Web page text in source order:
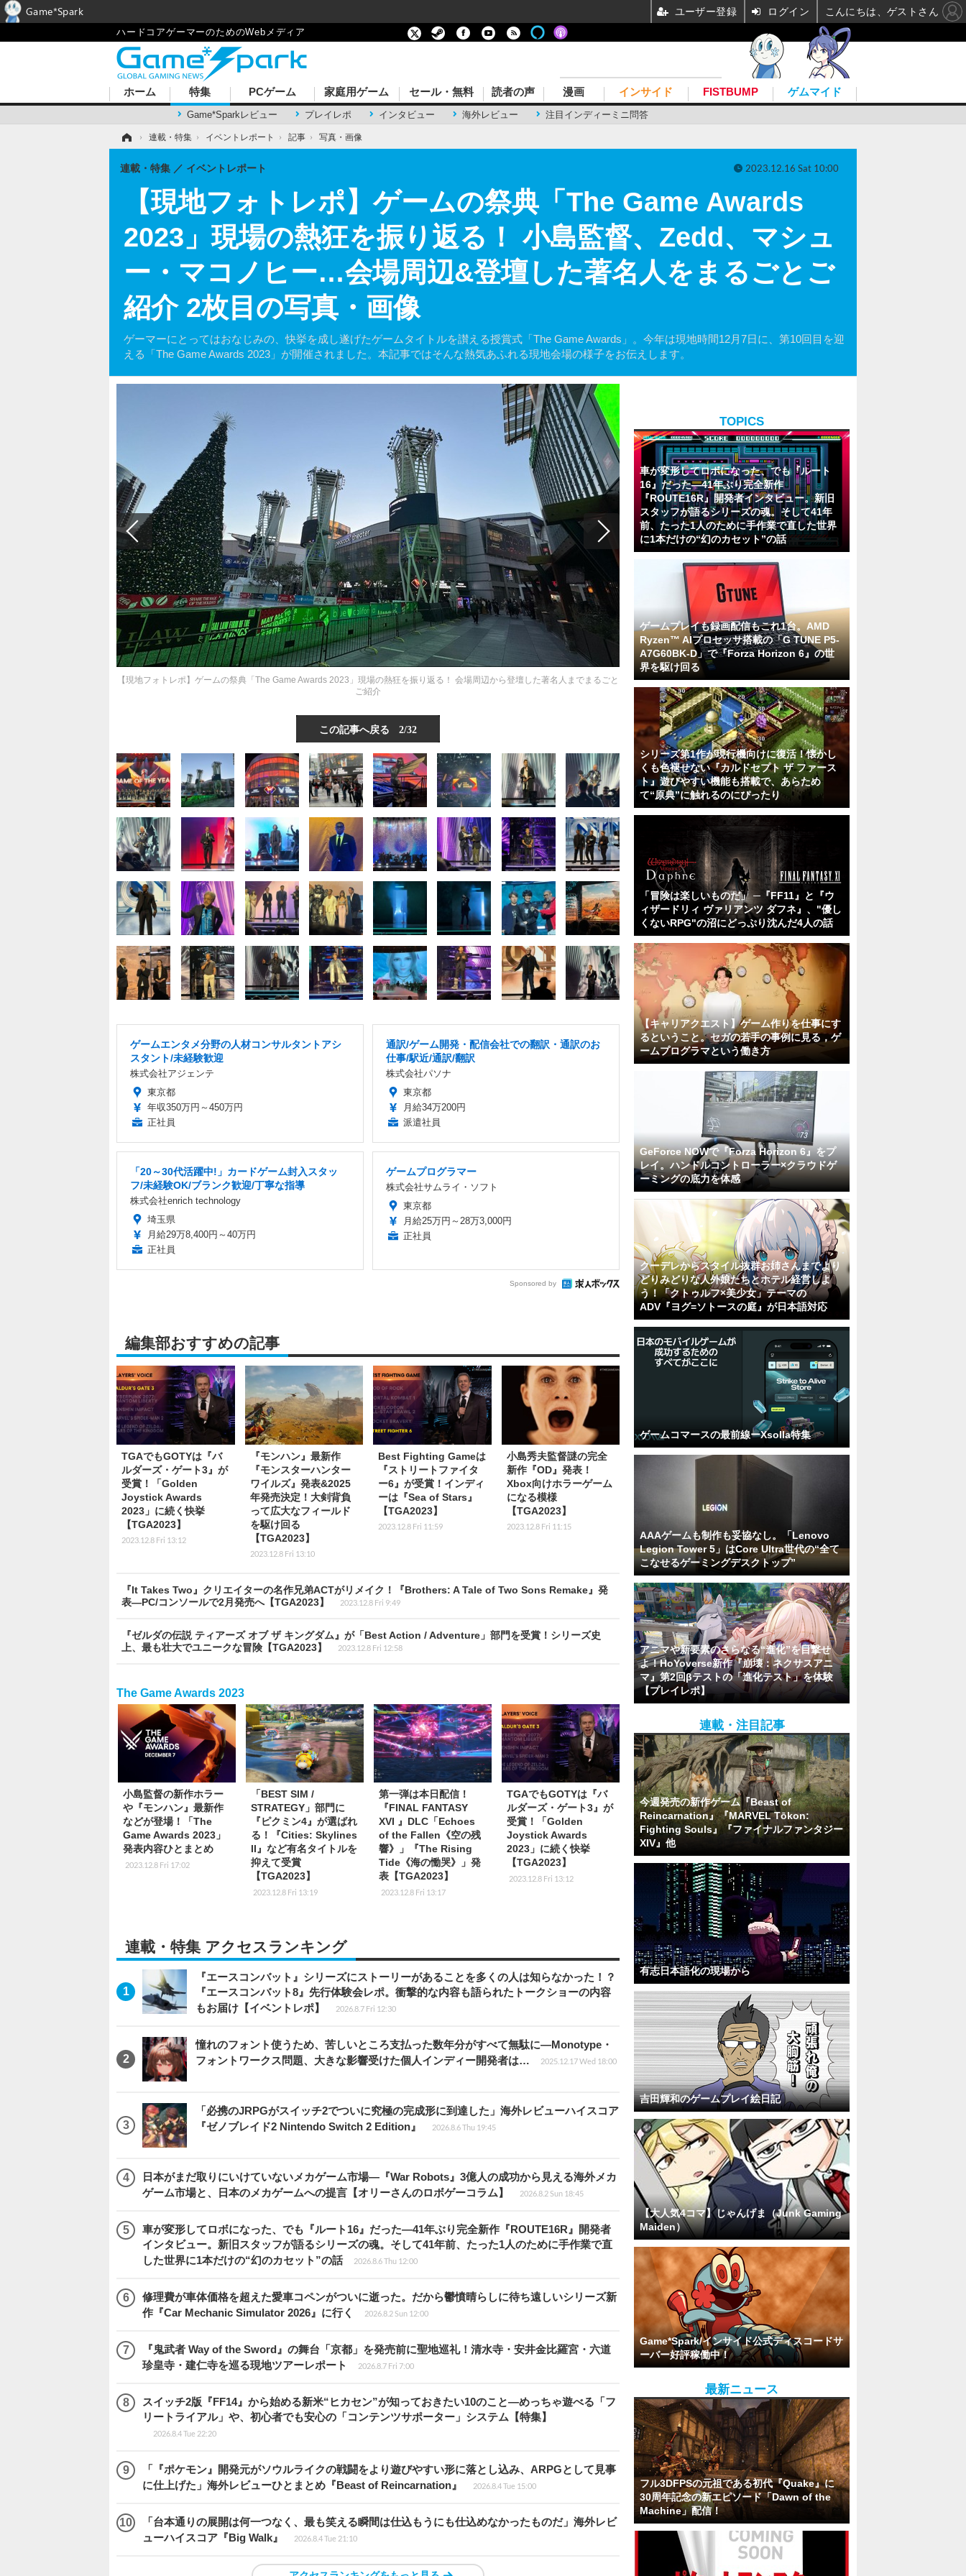
ハードコアゲーマーのためのWebメディア
ホーム 特集
Game*Sparkレビュー プレイレポ インタビュー 海外レビュー 注目インディーミニ問答
PCゲーム 家庭用ゲーム セール・無料 読者の声 漫画 インサイド FISTBUMP ゲムマイド
› 連載・特集 › イベントレポート › 記事 › 写真・画像
【現地フォトレポ】ゲームの祭典「The Game Awards
2023」現場の熱狂を振り返る！ 小島監督、Zedd、マシュ
ー・マコノヒー…会場周辺&登壇した著名人をまるごとご
紹介 2枚目の写真・画像
ゲーマーにとってはおなじみの、快挙を成し遂げたゲームタイトルを讃える授賞式「The Game Awards」。今年は現地時間12月7日に、第10回目を迎
える「The Game Awards 2023」が開催されました。本記事ではそんな熱気あふれる現地会場の様子をお伝えします。
連載・特集 イベントレポート 2023.12.16 Sat 10:00
【現地フォトレポ】ゲームの祭典「The Game Awards 2023」現場の熱狂を振り返る！ 会場周辺から登壇した著名人までまるごと
ご紹介
この記事へ戻る 2/32
ゲームエンタメ分野の人材コンサルタントアシ
スタント/未経験歓迎
株式会社アジェンテ
東京都
年収350万円～450万円
正社員
通訳/ゲーム開発・配信会社での翻訳・通訳のお
仕事/駅近/通訳/翻訳
株式会社パソナ
東京都
月給34万200円
派遣社員
「20～30代活躍中!」カードゲーム封入スタッ
フ/未経験OK/ブランク歓迎/丁寧な指導
株式会社enrich technology
埼玉県
月給29万8,400円～40万円
正社員
ゲームプログラマー
株式会社サムライ・ソフト
東京都
月給25万円～28万3,000円
正社員
Sponsored by
編集部おすすめの記事
TGAでもGOTYは『バ
ルダーズ・ゲート3』が
受賞！「Golden
Joystick Awards
2023」に続く快挙
【TGA2023】
2023.12.8 Fri 13:12
『モンハン』最新作
『モンスターハンター
ワイルズ』発表&2025
年発売決定！大剣背負
って広大なフィールド
を駆け回る
【TGA2023】
2023.12.8 Fri 13:10
Best Fighting Gameは
『ストリートファイタ
ー6』が受賞！インディ
ーは『Sea of Stars』
【TGA2023】
2023.12.8 Fri 11:59
小島秀夫監督謎の完全
新作『OD』発表！
Xbox向けホラーゲーム
になる模様
【TGA2023】
2023.12.8 Fri 11:15
『It Takes Two』クリエイターの名作兄弟ACTがリメイク！『Brothers: A Tale of Two Sons Remake』発
表―PC/コンソールで2月発売へ【TGA2023】
2023.12.8 Fri 9:49
『ゼルダの伝説 ティアーズ オブ ザ キングダム』が「Best Action / Adventure」部門を受賞！シリーズ史
上、最も壮大でユニークな冒険【TGA2023】
2023.12.8 Fri 12:58
The Game Awards 2023
小島監督の新作ホラー
や『モンハン』最新作
などが登場！「The
Game Awards 2023」
発表内容ひとまとめ
2023.12.8 Fri 17:02
「BEST SIM /
STRATEGY」部門に
『ピクミン4』が選ばれ
る！『Cities: Skylines
II』など有名タイトルを
抑えて受賞
【TGA2023】
2023.12.8 Fri 13:19
第一弾は本日配信！
『FINAL FANTASY
XVI 』DLC「Echoes
of the Fallen《空の残
響》」『The Rising
Tide《海の慟哭》」発
表【TGA2023】
2023.12.8 Fri 13:17
TGAでもGOTYは『バ
ルダーズ・ゲート3』が
受賞！「Golden
Joystick Awards
2023」に続く快挙
【TGA2023】
2023.12.8 Fri 13:12
連載・特集 アクセスランキング
『エースコンバット』シリーズにストーリーがあることを多くの人は知らなかった！？
『エースコンバット8』先行体験会レポ。衝撃的な内容も語られたトークショーの内容
もお届け【イベントレポ】
2026.8.7 Fri 12:30
憧れのフォント使うため、苦しいところ支払った数年分がすべて無駄に―Monotype・
フォントワークス問題、大きな影響受けた個人インディー開発者は…
2025.12.17 Wed 18:00
「必携のJRPGがスイッチ2でついに究極の完成形に到達した」海外レビューハイスコア
『ゼノブレイド2 Nintendo Switch 2 Edition』
2026.8.6 Thu 19:45
日本がまだ取りにいけていないメカゲーム市場―『War Robots』3億人の成功から見える海外メカ
ゲーム市場と、日本のメカゲームへの提言【オリーさんのロボゲーコラム】
2026.8.2 Sun 18:45
車が変形してロボになった、でも『ルート16』だった―41年ぶり完全新作『ROUTE16R』開発者
インタビュー。新旧スタッフが語るシリーズの魂。そして41年前、たった1人のために手作業で直
した世界に1本だけの“幻のカセット”の話
2026.8.6 Thu 12:00
修理費が車体価格を超えた愛車コペンがついに逝った。だから鬱憤晴らしに待ち遠しいシリーズ新
作『Car Mechanic Simulator 2026』に行く
2026.8.2 Sun 12:00
『鬼武者 Way of the Sword』の舞台「京都」を発売前に聖地巡礼！清水寺・安井金比羅宮・六道
珍皇寺・建仁寺を巡る現地ツアーレポート
2026.8.7 Fri 7:00
スイッチ2版『FF14』から始める新米“ヒカセン”が知っておきたい10のこと―めっちゃ遊べる「フ
リートライアル」や、初心者でも安心の「コンテンツサポーター」システム【特集】
2026.8.4 Tue 22:20
「『ポケモン』開発元がソウルライクの戦闘をより遊びやすい形に落とし込み、ARPGとして見事
に仕上げた」海外レビューひとまとめ『Beast of Reincarnation』
2026.8.4 Tue 15:00
「台本通りの展開は何一つなく、最も笑える瞬間は仕込もうにも仕込めなかったものだ」海外レビ
ューハイスコア『Big Walk』
2026.8.4 Tue 21:10
TOPICS
車が変形してロボになった、でも『ルート
16』だった―41年ぶり完全新作
『ROUTE16R』開発者インタビュー。新旧
スタッフが語るシリーズの魂。そして41年
前、たった1人のために手作業で直した世界
に1本だけの“幻のカセット”の話
ゲームプレイも録画配信もこれ1台。AMD
Ryzen™ AIプロセッサ搭載の「G TUNE P5-
A7G60BK-D」で『Forza Horizon 6』の世
界を駆け回る
シリーズ第1作が現行機向けに復活！懐かし
くも色褪せない『カルドセプト ザ ファース
ト』遊びやすい機能も搭載で、あらため
て“原典”に触れるのにぴったり
「冒険は楽しいものだ」 ─『FF11』と『ウ
ィザードリィ ヴァリアンツ ダフネ』、"優し
くないRPG"の沼にどっぷり沈んだ4人の話
【キャリアクエスト】ゲーム作りを仕事にす
るということ。セガの若手の事例に見る，ゲ
ームプログラマという働き方
GeForce NOWで『Forza Horizon 6』をプ
レイ。ハンドルコントローラー×クラウドゲ
ーミングの底力を体感
クーデレからスタイル抜群お姉さんまでより
どりみどりな人外娘たちとホテル経営しよ
う！「クトゥルフ×美少女」テーマの
ADV『ヨグ=ソトースの庭』が日本語対応
ゲームコマースの最前線ーXsolla特集
AAAゲームも制作も妥協なし。「Lenovo
Legion Tower 5」はCore Ultra世代の“全て
こなせるゲーミングデスクトップ”
アニマや新要素のさらなる“進化”を目撃せ
よ！HoYoverse新作『崩壊：ネクサスアニ
マ』第2回βテストの「進化テスト」を体験
【プレイレポ】
連載・注目記事
今週発売の新作ゲーム『Beast of
Reincarnation』『MARVEL Tōkon:
Fighting Souls』『ファイナルファンタジー
XIV』他
有志日本語化の現場から
吉田輝和のゲームプレイ絵日記
【大人気4コマ】じゃんげま（Junk Gaming
Maiden）
Game*Spark/インサイド公式ディスコードサ
ーバー好評稼働中！
最新ニュース
フル3DFPSの元祖である初代『Quake』に
30周年記念の新エピソード「Dawn of the
Machine」配信！
Game*Spark ユーザー登録 ログイン こんにちは、ゲストさん